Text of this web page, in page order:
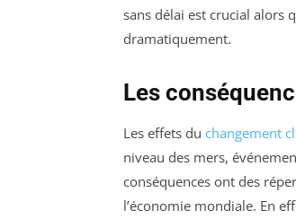
sans délai est crucial alors
dramatiquement.
Les
Les effets du changement
niveau des mers,
conséquences ont des
l’économie mondiale. En